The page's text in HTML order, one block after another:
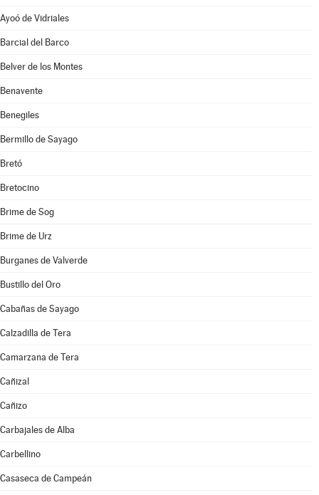
Ayoó de Vidriales
Barcial del Barco
Belver de los Montes
Benavente
Benegiles
Bermillo de Sayago
Bretó
Bretocino
Brime de Sog
Brime de Urz
Burganes de Valverde
Bustillo del Oro
Cabañas de Sayago
Calzadilla de Tera
Camarzana de Tera
Cañizal
Cañizo
Carbajales de Alba
Carbellino
Casaseca de Campeán